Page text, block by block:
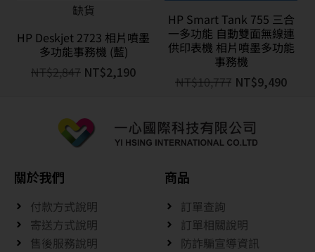
缺貨
HP Deskjet 2723 相片噴墨
多功能事務機 (藍)
NT$2,847 NT$2,190
HP Smart Tank 755 三合
一多功能 自動雙面無線連
供印表機 相片噴墨多功能
事務機
NT$10,777 NT$9,490
關於我們
付款方式說明
寄送方式說明
售後服務說明
商品
訂單查詢
訂單相關說明
防詐騙宣導資訊